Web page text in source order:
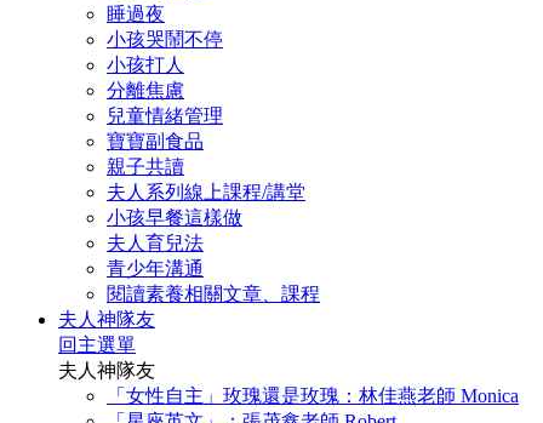
睡過夜
小孩哭鬧不停
小孩打人
分離焦慮
兒童情緒管理
寶寶副食品
親子共讀
夫人系列線上課程/講堂
小孩早餐這樣做
夫人育兒法
青少年溝通
閱讀素養相關文章、課程
夫人神隊友
回主選單
夫人神隊友
「女性自主」玫瑰還是玫瑰：林佳燕老師 Monica